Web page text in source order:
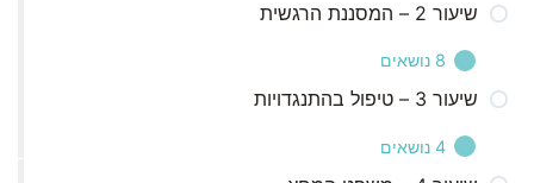
חלק ראשון
חלק שלישי
חלק רביעי
שיעור 2 – המסננת הרגשית
8 נושאים
חלק ראשון
שיעור 3 – טיפול בהתנגדויות
4 נושאים